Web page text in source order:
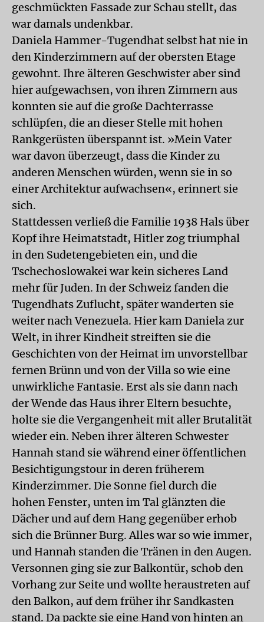
geschmückten Fassade zur Schau stellt, das
war damals undenkbar.
Daniela Hammer-Tugendhat selbst hat nie in
den Kinderzimmern auf der obersten Etage
gewohnt. Ihre älteren Geschwister aber sind
hier aufgewachsen, von ihren Zimmern aus
konnten sie auf die große Dachterrasse
schlüpfen, die an dieser Stelle mit hohen
Rankgerüsten überspannt ist. »Mein Vater
war davon überzeugt, dass die Kinder zu
anderen Menschen würden, wenn sie in so
einer Architektur aufwachsen«, erinnert sie
sich.
Stattdessen verließ die Familie 1938 Hals über
Kopf ihre Heimatstadt, Hitler zog triumphal
in den Sudetengebieten ein, und die
Tschechoslowakei war kein sicheres Land
mehr für Juden. In der Schweiz fanden die
Tugendhats Zuflucht, später wanderten sie
weiter nach Venezuela. Hier kam Daniela zur
Welt, in ihrer Kindheit streiften sie die
Geschichten von der Heimat im unvorstellbar
fernen Brünn und von der Villa so wie eine
unwirkliche Fantasie. Erst als sie dann nach
der Wende das Haus ihrer Eltern besuchte,
holte sie die Vergangenheit mit aller Brutalität
wieder ein. Neben ihrer älteren Schwester
Hannah stand sie während einer öffentlichen
Besichtigungstour in deren früherem
Kinderzimmer. Die Sonne fiel durch die
hohen Fenster, unten im Tal glänzten die
Dächer und auf dem Hang gegenüber erhob
sich die Brünner Burg. Alles war so wie immer,
und Hannah standen die Tränen in den Augen.
Versonnen ging sie zur Balkontür, schob den
Vorhang zur Seite und wollte heraustreten auf
den Balkon, auf dem früher ihr Sandkasten
stand. Da packte sie eine Hand von hinten an